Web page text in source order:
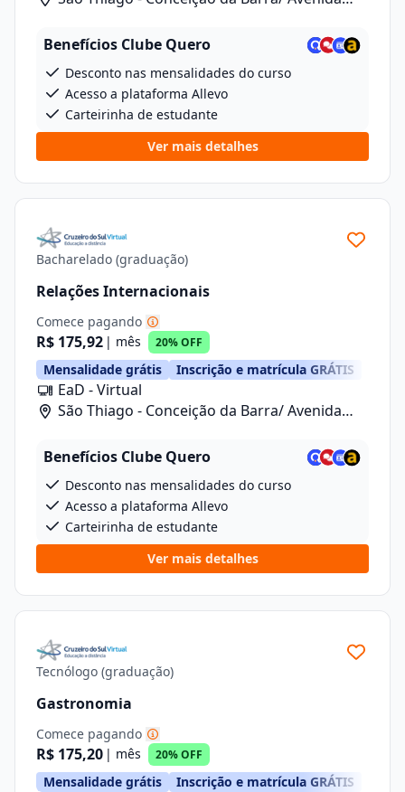
Benefícios Clube Quero
Desconto nas mensalidades do curso
Acesso a plataforma Allevo
Carteirinha de estudante
Ver mais detalhes
Bacharelado (graduação)
Relações Internacionais
Comece pagando
R$ 175,92 | mês 20% OFF
Mensalidade grátis Inscrição e matrícula GRÁTIS
EaD - Virtual
São Thiago - Conceição da Barra/ Avenida
Benefícios Clube Quero
Desconto nas mensalidades do curso
Acesso a plataforma Allevo
Carteirinha de estudante
Ver mais detalhes
Tecnólogo (graduação)
Gastronomia
Comece pagando
R$ 175,20 | mês 20% OFF
Mensalidade grátis Inscrição e matrícula GRÁTIS